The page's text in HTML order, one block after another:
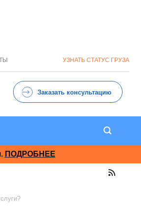
Заказать консультацию
УЗНАТЬ СТАТУС ГРУЗА
ПОДРОБНЕЕ